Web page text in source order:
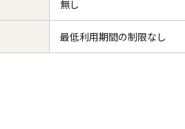
無し
最低利用期間の制限なし